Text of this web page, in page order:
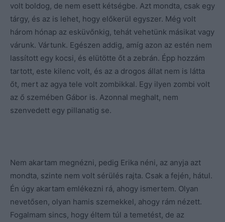
volt boldog, de nem esett kétségbe. Azt mondta, csak egy
tárgy, és az is lehet, hogy előkerül egyszer. Még volt
három hónap az esküvőnkig, tehát vehetünk másikat vagy
várunk. Vártunk. Egészen addig, amíg azon az estén nem
lassított egy kocsi, és elütötte őt a zebrán. Épp hozzám
tartott, este kilenc volt, és az a drogos állat nem is látta
őt, mert az agya tele volt zombikkal. Egy ilyen zombi volt
az ő szemében Gábor is. Azonnal meghalt, nem
szenvedett egy pillanatig se.
Nem akartam megnézni, pedig Erika néni, az anyja azt
mondta, szinte nem volt sérülés rajta. Csak a fején, hátul.
Én úgy akartam emlékezni rá, ahogy ismertem. Olyan
nevetősen, olyan hamis szemekkel, ahogy rám nézett.
Fogalmam sincs, hogy éltem túl a temetést, de az